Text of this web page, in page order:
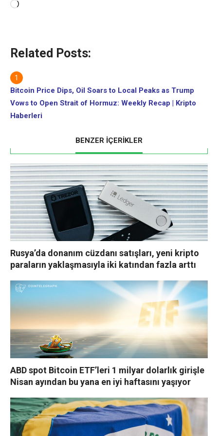
Yükleniyor...
Related Posts:
Bitcoin Price Dips, Oil Soars to Local Peaks as Trump
Vows to Open Strait of Hormuz: Weekly Recap | Kripto
Haberleri
BENZER İÇERİKLER
Rusya’da donanım cüzdanı satışları, yeni kripto
paraların yaklaşmasıyla iki katından fazla arttı
ABD spot Bitcoin ETF’leri 1 milyar dolarlık girişle
Nisan ayından bu yana en iyi haftasını yaşıyor